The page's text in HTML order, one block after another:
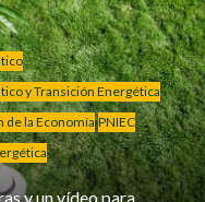
y Transición Energética
la Economía PNIEC
y un vídeo para